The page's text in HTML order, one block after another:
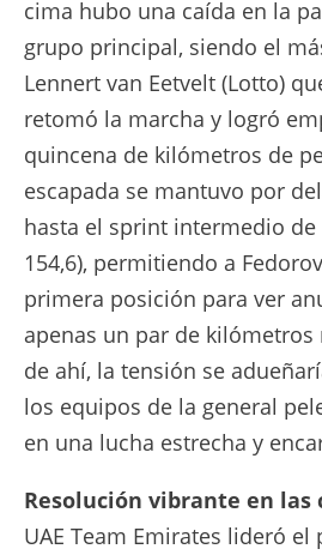
cima hubo una caída en la
grupo principal, siendo el
Lennert van Eetvelt (Lotto)
retomó la marcha y logró
quincena de kilómetros de
escapada se mantuvo por
hasta el sprint intermedio de
154,6), permitiendo a
primera posición para ver
apenas un par de
de ahí, la tensión se
los equipos de la general
en una lucha estrecha y
Resolución vibrante en las
UAE Team Emirates lideró el